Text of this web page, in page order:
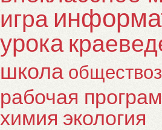
игра
урока
школа
рабочая
химия экология